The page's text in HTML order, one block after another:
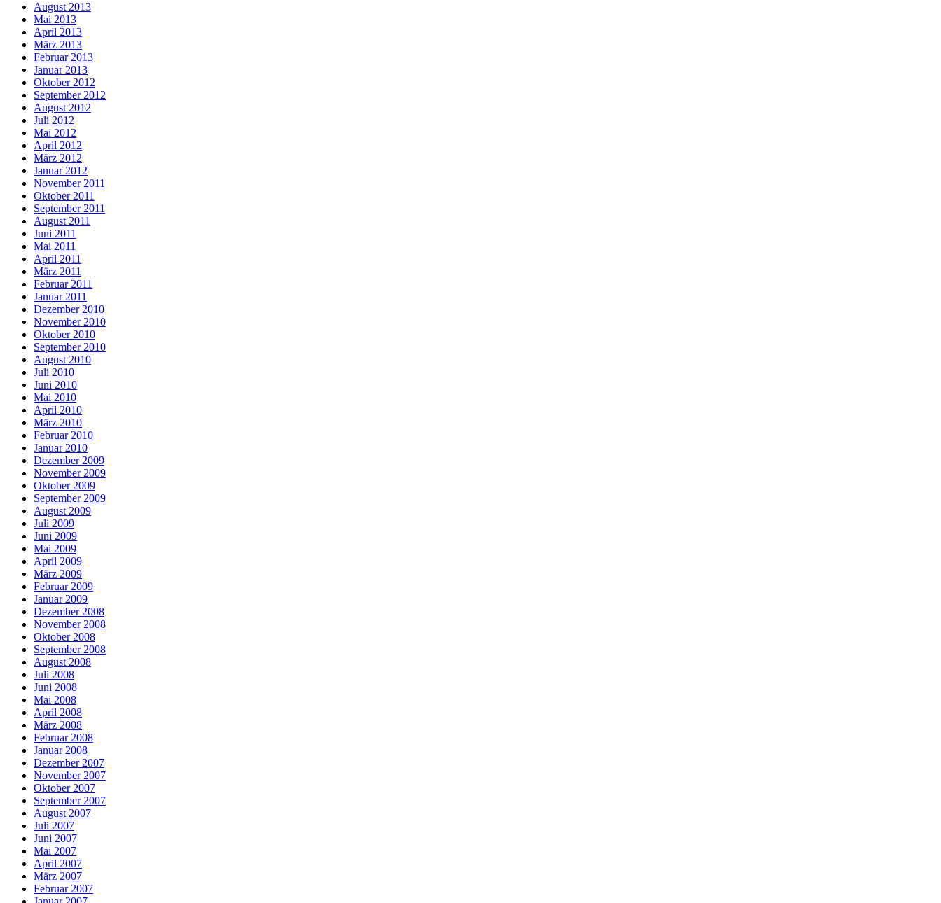
August 2013
Mai 2013
April 2013
März 2013
Februar 2013
Januar 2013
Oktober 2012
September 2012
August 2012
Juli 2012
Mai 2012
April 2012
März 2012
Januar 2012
November 2011
Oktober 2011
September 2011
August 2011
Juni 2011
Mai 2011
April 2011
März 2011
Februar 2011
Januar 2011
Dezember 2010
November 2010
Oktober 2010
September 2010
August 2010
Juli 2010
Juni 2010
Mai 2010
April 2010
März 2010
Februar 2010
Januar 2010
Dezember 2009
November 2009
Oktober 2009
September 2009
August 2009
Juli 2009
Juni 2009
Mai 2009
April 2009
März 2009
Februar 2009
Januar 2009
Dezember 2008
November 2008
Oktober 2008
September 2008
August 2008
Juli 2008
Juni 2008
Mai 2008
April 2008
März 2008
Februar 2008
Januar 2008
Dezember 2007
November 2007
Oktober 2007
September 2007
August 2007
Juli 2007
Juni 2007
Mai 2007
April 2007
März 2007
Februar 2007